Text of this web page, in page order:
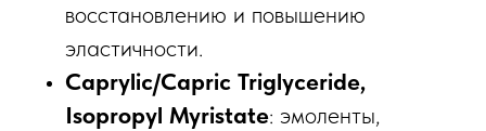
восстановлению и повышению
эластичности.​
Caprylic/Capric Triglyceride,
Isopropyl Myristate: эмоленты,